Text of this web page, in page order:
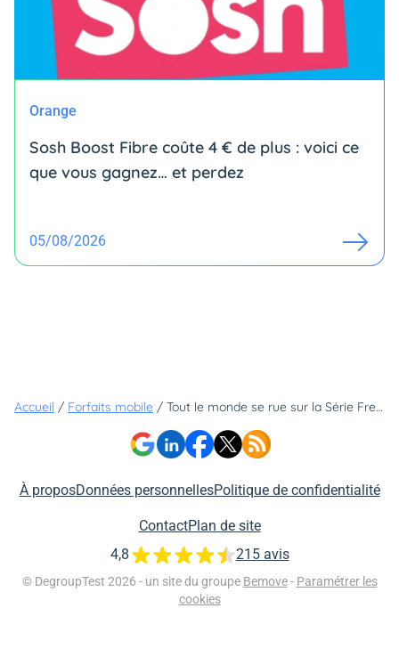
Orange
Sosh Boost Fibre coûte 4 € de plus : voici ce
que vous gagnez… et perdez
05/08/2026
Accueil / Forfaits mobile / Tout le monde se rue sur la Série Free : on vous explique pourquoi en quatre chiffres
À proposDonnées personnellesPolitique de confidentialité
ContactPlan de site
© DegroupTest 2026 - un site du groupe Bemove - Paramétrer les
cookies
4,8 215 avis